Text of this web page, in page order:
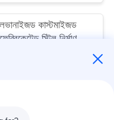
কাস্টমাইজড
স্টিল নির্মাণ